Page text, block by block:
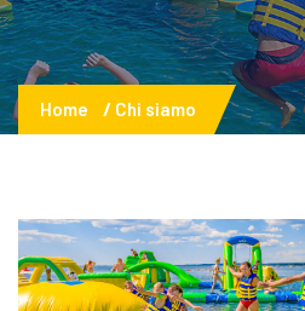
Home Chi siamo